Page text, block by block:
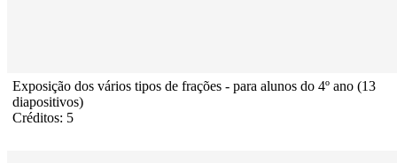
Exposição dos vários tipos de frações - para alunos do 4º ano (13
diapositivos)
Créditos: 5